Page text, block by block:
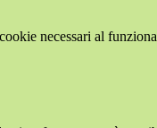
necessari al